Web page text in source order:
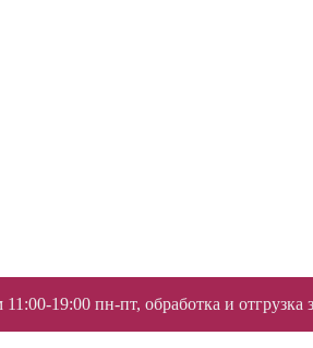
19:00 пн-пт, обработка и